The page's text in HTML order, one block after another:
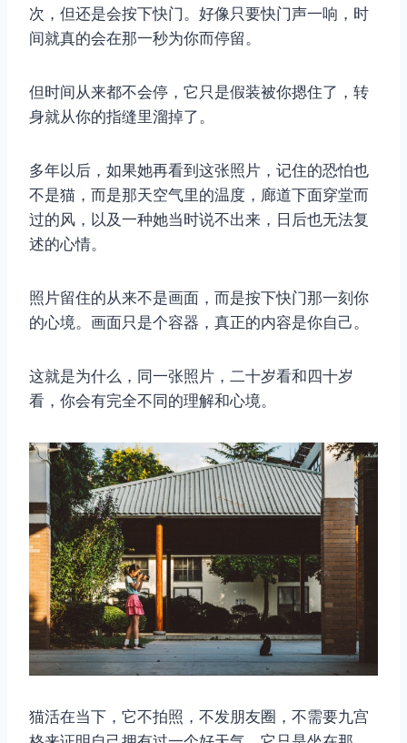
次，但还是会按下快门。好像只要快门声一响，时
间就真的会在那一秒为你而停留。
但时间从来都不会停，它只是假装被你摁住了，转
身就从你的指缝里溜掉了。
多年以后，如果她再看到这张照片，记住的恐怕也
不是猫，而是那天空气里的温度，廊道下面穿堂而
过的风，以及一种她当时说不出来，日后也无法复
述的心情。
照片留住的从来不是画面，而是按下快门那一刻你
的心境。画面只是个容器，真正的内容是你自己。
这就是为什么，同一张照片，二十岁看和四十岁
看，你会有完全不同的理解和心境。
猫活在当下，它不拍照，不发朋友圈，不需要九宫